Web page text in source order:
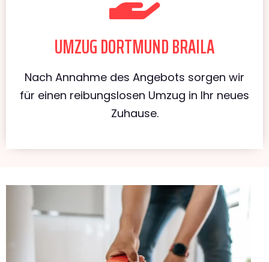
UMZUG DORTMUND BRAILA
Nach Annahme des Angebots sorgen wir
für einen reibungslosen Umzug in Ihr neues
Zuhause.